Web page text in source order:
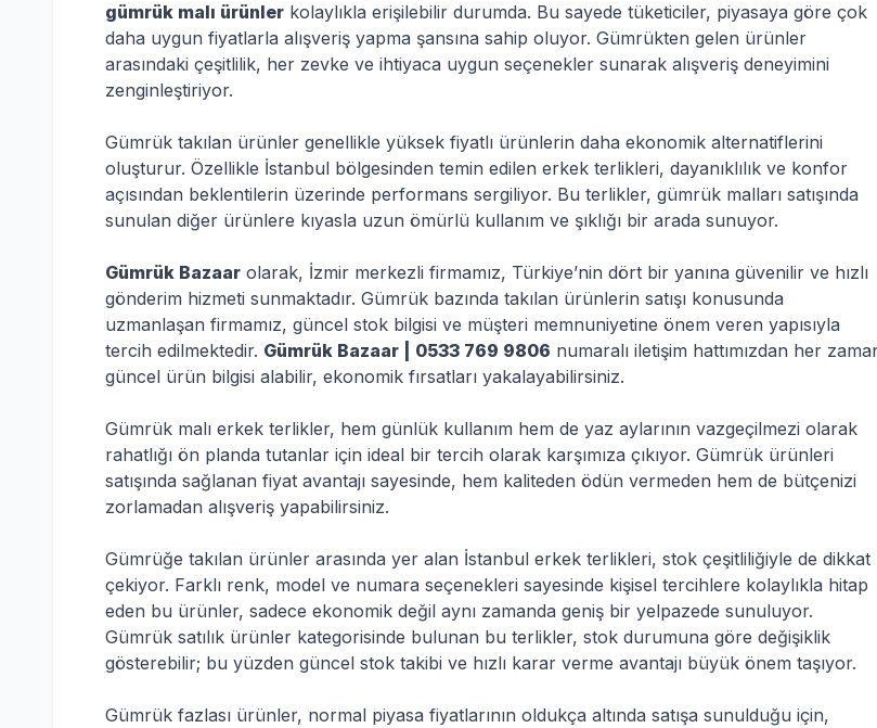
gümrük malı ürünler kolaylıkla erişilebilir durumda. Bu sayede tüketiciler, piyasaya göre çok
daha uygun fiyatlarla alışveriş yapma şansına sahip oluyor. Gümrükten gelen ürünler
arasındaki çeşitlilik, her zevke ve ihtiyaca uygun seçenekler sunarak alışveriş deneyimini
zenginleştiriyor.
Gümrük takılan ürünler genellikle yüksek fiyatlı ürünlerin daha ekonomik alternatiflerini
oluşturur. Özellikle İstanbul bölgesinden temin edilen erkek terlikleri, dayanıklılık ve konfor
açısından beklentilerin üzerinde performans sergiliyor. Bu terlikler, gümrük malları satışında
sunulan diğer ürünlere kıyasla uzun ömürlü kullanım ve şıklığı bir arada sunuyor.
Gümrük Bazaar olarak, İzmir merkezli firmamız, Türkiye’nin dört bir yanına güvenilir ve hızlı
gönderim hizmeti sunmaktadır. Gümrük bazında takılan ürünlerin satışı konusunda
uzmanlaşan firmamız, güncel stok bilgisi ve müşteri memnuniyetine önem veren yapısıyla
tercih edilmektedir. Gümrük Bazaar | 0533 769 9806 numaralı iletişim hattımızdan her
güncel ürün bilgisi alabilir, ekonomik fırsatları yakalayabilirsiniz.
Gümrük malı erkek terlikler, hem günlük kullanım hem de yaz aylarının vazgeçilmezi olarak
rahatlığı ön planda tutanlar için ideal bir tercih olarak karşımıza çıkıyor. Gümrük ürünleri
satışında sağlanan fiyat avantajı sayesinde, hem kaliteden ödün vermeden hem de bütçenizi
zorlamadan alışveriş yapabilirsiniz.
Gümrüğe takılan ürünler arasında yer alan İstanbul erkek terlikleri, stok çeşitliliğiyle de dikkat
çekiyor. Farklı renk, model ve numara seçenekleri sayesinde kişisel tercihlere kolaylıkla hitap
eden bu ürünler, sadece ekonomik değil aynı zamanda geniş bir yelpazede sunuluyor.
Gümrük satılık ürünler kategorisinde bulunan bu terlikler, stok durumuna göre değişiklik
gösterebilir; bu yüzden güncel stok takibi ve hızlı karar verme avantajı büyük önem taşıyor.
Gümrük fazlası ürünler, normal piyasa fiyatlarının oldukça altında satışa sunulduğu için,